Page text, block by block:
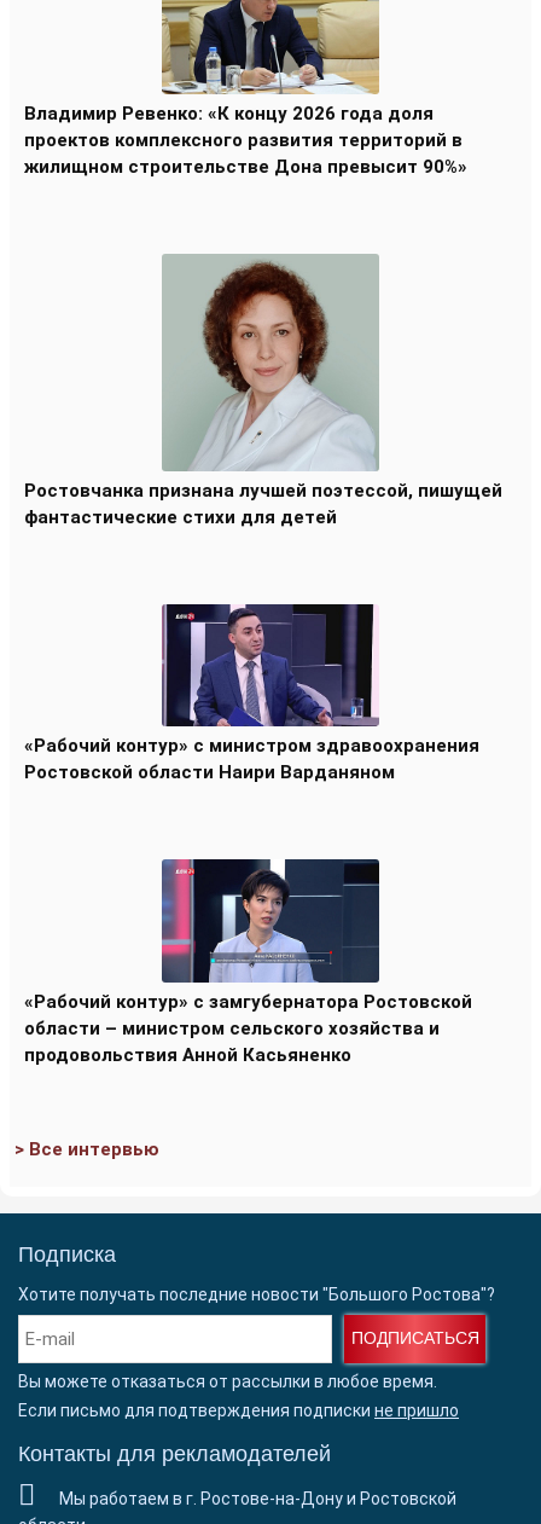
Владимир Ревенко: «К концу 2026 года доля
проектов комплексного развития территорий в
жилищном строительстве Дона превысит 90%»
Ростовчанка признана лучшей поэтессой, пишущей
фантастические стихи для детей
«Рабочий контур» с министром здравоохранения
Ростовской области Наири Варданяном
«Рабочий контур» с замгубернатора Ростовской
области – министром сельского хозяйства и
продовольствия Анной Касьяненко
> Все интервью
Подписка
Хотите получать последние новости "Большого Ростова"?
ПОДПИСАТЬСЯ
Вы можете отказаться от рассылки в любое время.
Если письмо для подтверждения подписки не пришло
Контакты для рекламодателей
Мы работаем в г. Ростове-на-Дону и Ростовской